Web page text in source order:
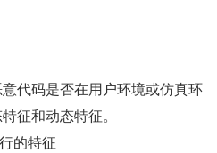
代码是否在用户环境或仿真环
征和动态特征。
的特征